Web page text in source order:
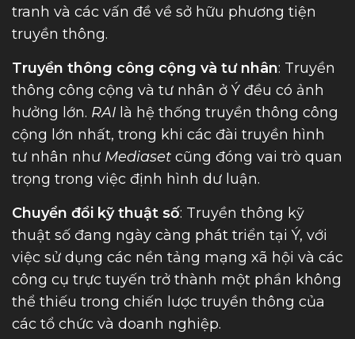
tranh và các vấn đề về sở hữu phương tiện
truyền thông.
Truyền thông công cộng và tư nhân: Truyền
thông công cộng và tư nhân ở Ý đều có ảnh
hưởng lớn. RAI là hệ thống truyền thông công
cộng lớn nhất, trong khi các đài truyền hình
tư nhân như Mediaset cũng đóng vai trò quan
trọng trong việc định hình dư luận.
Chuyển đổi kỹ thuật số: Truyền thông kỹ
thuật số đang ngày càng phát triển tại Ý, với
việc sử dụng các nền tảng mạng xã hội và các
công cụ trực tuyến trở thành một phần không
thể thiếu trong chiến lược truyền thông của
các tổ chức và doanh nghiệp.